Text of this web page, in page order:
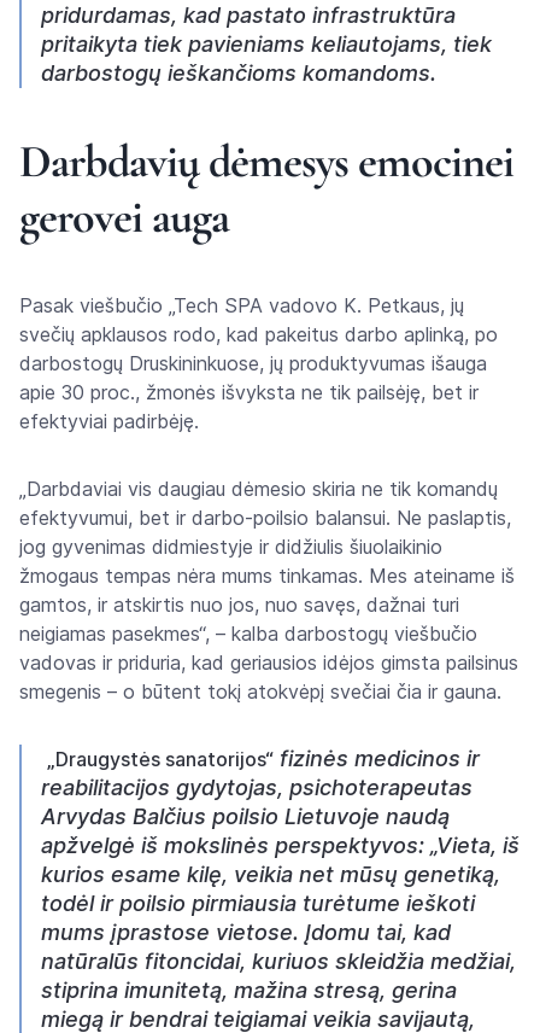
pridurdamas, kad pastato infrastruktūra
pritaikyta tiek pavieniams keliautojams, tiek
darbostogų ieškančioms komandoms.
Darbdavių dėmesys emocinei
gerovei auga
Pasak viešbučio „Tech SPA vadovo K. Petkaus, jų
svečių apklausos rodo, kad pakeitus darbo aplinką, po
darbostogų Druskininkuose, jų produktyvumas išauga
apie 30 proc., žmonės išvyksta ne tik pailsėję, bet ir
efektyviai padirbėję.
„Darbdaviai vis daugiau dėmesio skiria ne tik komandų
efektyvumui, bet ir darbo-poilsio balansui. Ne paslaptis,
jog gyvenimas didmiestyje ir didžiulis šiuolaikinio
žmogaus tempas nėra mums tinkamas. Mes ateiname iš
gamtos, ir atskirtis nuo jos, nuo savęs, dažnai turi
neigiamas pasekmes“, – kalba darbostogų viešbučio
vadovas ir priduria, kad geriausios idėjos gimsta pailsinus
smegenis – o būtent tokį atokvėpį svečiai čia ir gauna.
„Draugystės sanatorijos“ fizinės medicinos ir
reabilitacijos gydytojas, psichoterapeutas
Arvydas Balčius poilsio Lietuvoje naudą
apžvelgė iš mokslinės perspektyvos: „Vieta, iš
kurios esame kilę, veikia net mūsų genetiką,
todėl ir poilsio pirmiausia turėtume ieškoti
mums įprastose vietose. Įdomu tai, kad
natūralūs fitoncidai, kuriuos skleidžia medžiai,
stiprina imunitetą, mažina stresą, gerina
miegą ir bendrai teigiamai veikia savijautą,